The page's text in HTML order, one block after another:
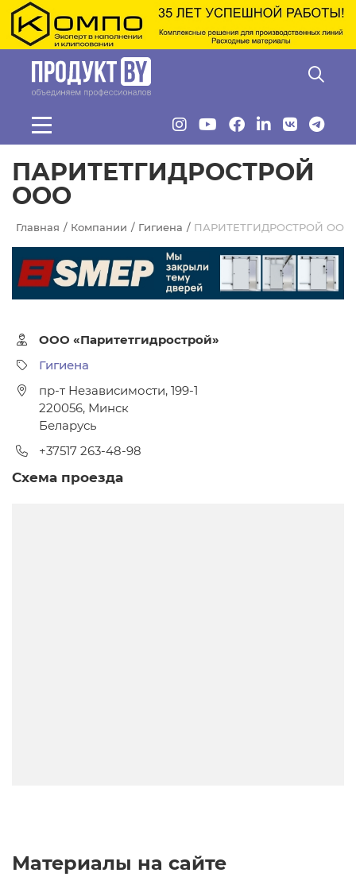
Перейти к основному содержанию
ПАРИТЕТГИДРОСТРОЙ
ООО
Главная Компании Гигиена ПАРИТЕТГИДРОСТРОЙ ООО
ООО «Паритетгидрострой»
Гигиена
пр-т Независимости, 199-1
220056, Минск
Беларусь
+37517 263-48-98
Материалы на сайте